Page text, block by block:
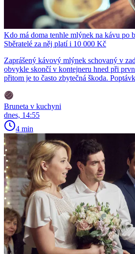
Kdo má doma tenhle mlýnek na kávu po
Sběratelé za něj platí i 10 000 Kč
Zaprášený kávový mlýnek schovaný v
obvykle skončí v kontejneru hned při
přitom je to často zbytečná škoda.
Bruneta v kuchyni
dnes, 14:55
4 min